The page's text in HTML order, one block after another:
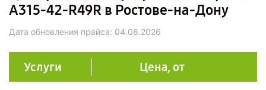
A315-42-R49R в Ростове-на-Дону
Дата обновления прайса: 04.08.2026
Услуги Цена, от